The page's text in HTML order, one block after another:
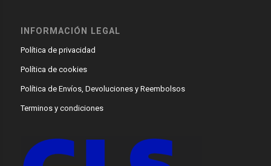
INFORMACIÓN LEGAL
Política de privacidad
Política de cookies
Política de Envíos, Devoluciones y Reembolsos
Terminos y condiciones